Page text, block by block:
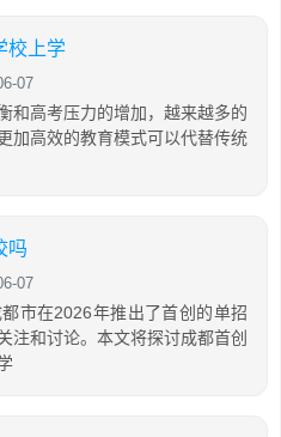
校上学
07
和高考压力的增加，越来越多的
加高效的教育模式可以代替传统
吗
07
市在2026年推出了首创的单招
注和讨论。本文将探讨成都首创